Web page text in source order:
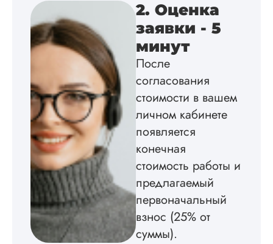
2. Оценка
заявки - 5
минут
После
согласования
стоимости в вашем
личном кабинете
появляется
конечная
стоимость работы и
предлагаемый
первоначальный
взнос (25% от
суммы).